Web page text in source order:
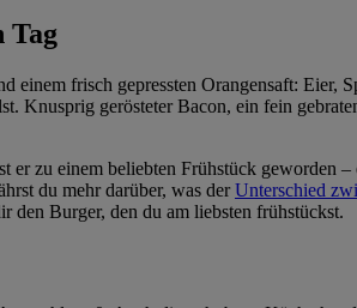
Tag
einem frisch gepressten Orangensaft: Eier,
Knusprig gerösteter Bacon, ein fein
zu einem beliebten Frühstück geworden
du mehr darüber, was derUnterschied
den Burger, den du am liebsten frühstückst.